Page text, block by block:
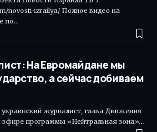
novosti-izrailya/ Полное видео на
по…
На Евромайдане мы
а сейчас добиваем
журналист, глава Движения
эфире программы «Нейтральная зона»…